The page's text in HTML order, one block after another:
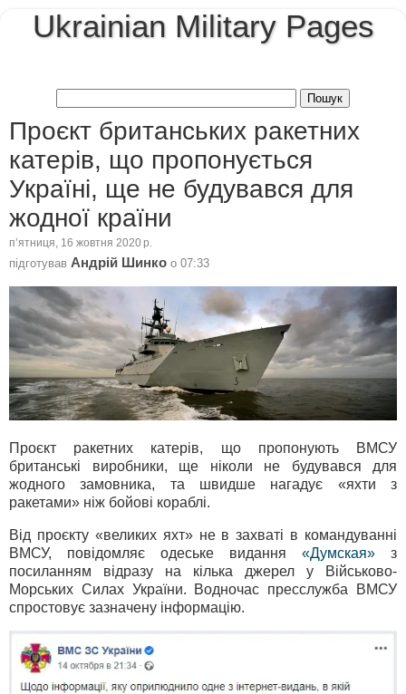
Ukrainian Military Pages
Проєкт британських ракетних
катерів, що пропонується
Україні, ще не будувався для
жодної країни
пʼятниця, 16 жовтня 2020 р.
підготував Андрій Шинко о 07:33
Проєкт ракетних катерів, що пропонують ВМСУ
британські виробники, ще ніколи не будувався для
жодного замовника, та швидше нагадує «яхти з
ракетами» ніж бойові кораблі.
Від проєкту «великих яхт» не в захваті в командуванні
ВМСУ, повідомляє одеське видання «Думская» з
посиланням відразу на кілька джерел у Військово-
Морських Силах України. Водночас пресслужба ВМСУ
спростовує зазначену інформацію.